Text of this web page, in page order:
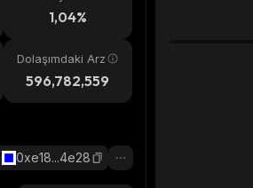
1,04%
Dolaşımdaki Arz
596,782,559
0xe18...4e28